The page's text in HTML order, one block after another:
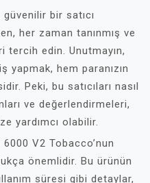
güvenilir bir satıcı
her zaman tanınmış ve
tercih edin. Unutmayın,
yapmak, hem paranızın
Peki, bu satıcıları nasıl
ve değerlendirmeleri,
yardımcı olabilir.
V2 Tobacco’nun
önemlidir. Bu ürünün
süresi gibi detaylar,